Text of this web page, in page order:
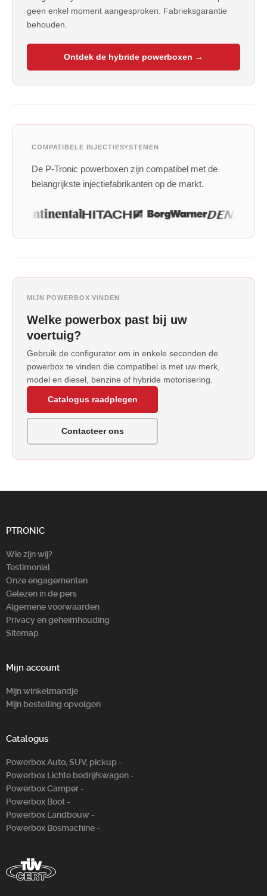
geen enkel moment aangesproken. Fabrieksgarantie
behouden.
Ontdek de hybride powerboxen →
COMPATIBELE INJECTIESYSTEMEN
De P-Tronic powerboxen zijn compatibel met de
belangrijkste injectiefabrikanten op de markt.
MIJN POWERBOX VINDEN
Welke powerbox past bij uw
voertuig?
Gebruik de configurator om in enkele seconden de
powerbox te vinden die compatibel is met uw merk,
model en diesel, benzine of hybride motorisering.
Catalogus raadplegen
Contacteer ons
PTRONIC
Wie zijn wij?
Testimonial
Onze engagementen
Gelezen in de pers
Algemene voorwaarden
Privacy en geheimhouding
Sitemap
Mijn account
Mijn winkelmandje
Mijn bestelling opvolgen
Catalogus
Powerbox Auto, SUV, pickup -
Powerbox Lichte bedrijfswagen -
Powerbox Camper -
Powerbox Boot -
Powerbox Landbouw -
Powerbox Bosm­achine -